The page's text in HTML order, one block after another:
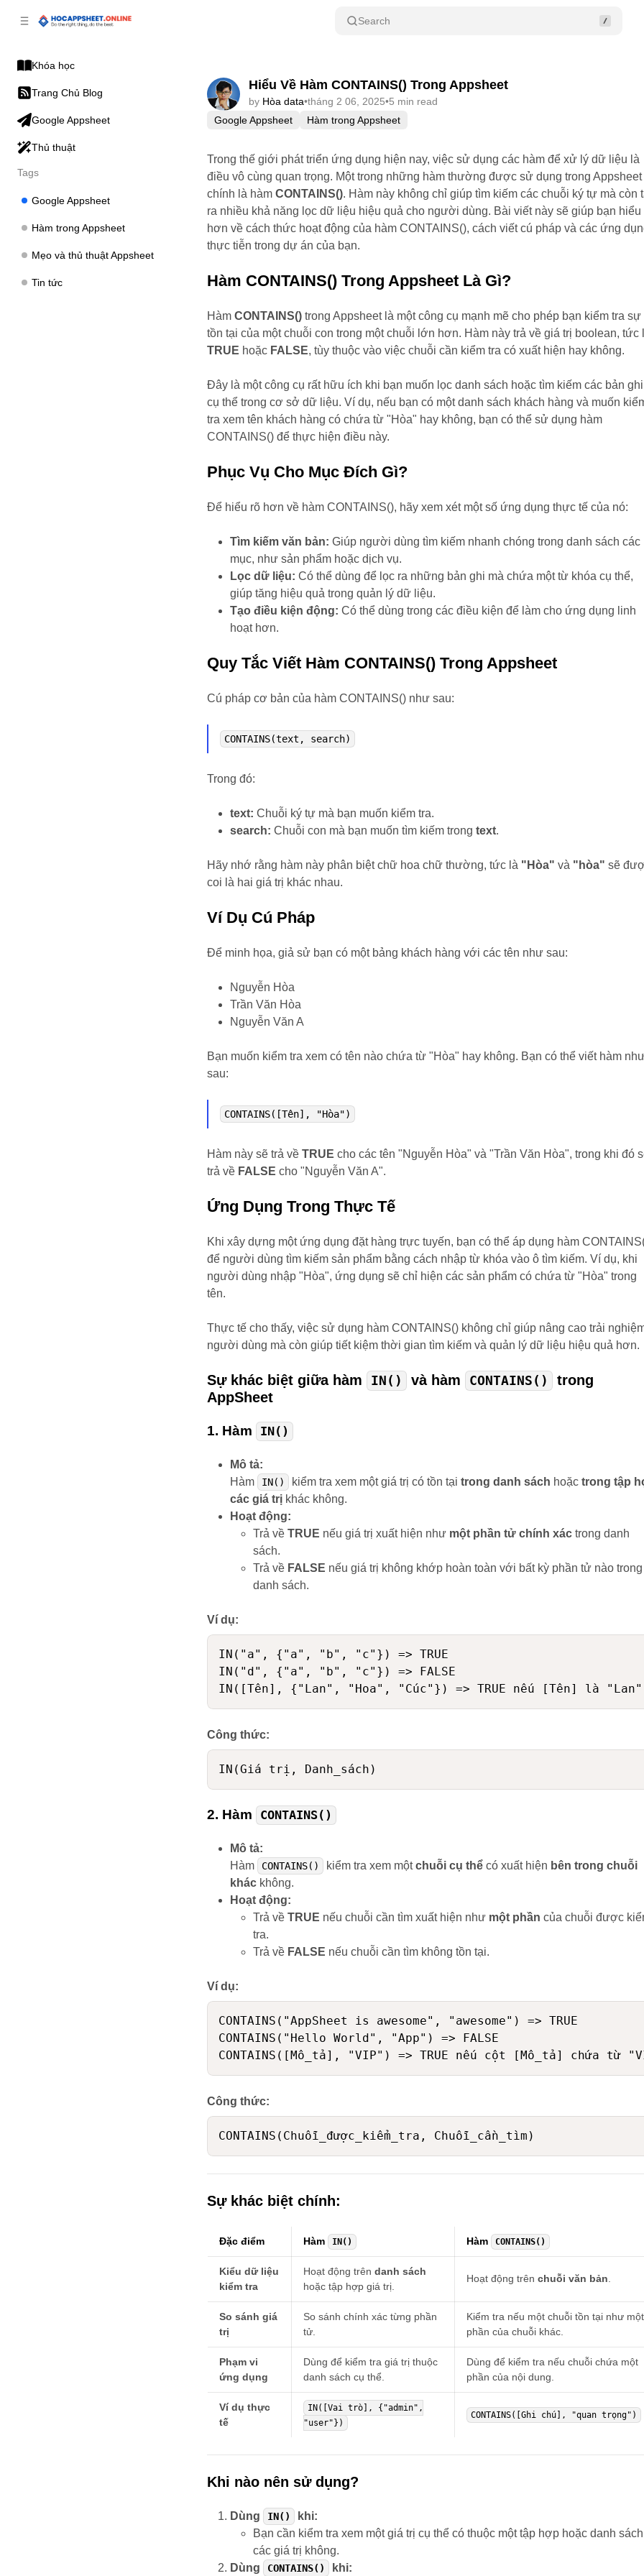
Search
Khóa học
Trang Chủ Blog
Google Appsheet
Thủ thuật
Tags
Google Appsheet
Hàm trong Appsheet
Mẹo và thủ thuật Appsheet
Tin tức
Hiểu Về Hàm CONTAINS() Trong Appsheet
by Hòa data•tháng 2 06, 2025•5 min read
Google Appsheet
Hàm trong Appsheet
Trong thế giới phát triển ứng dụng hiện nay, việc sử dụng các hàm để xử lý dữ liệu là
điều vô cùng quan trọng. Một trong những hàm thường được sử dụng trong Appsheet
chính là hàmCONTAINS(). Hàm này không chỉ giúp tìm kiếm các chuỗi ký tự mà còn
ra nhiều khả năng lọc dữ liệu hiệu quả cho người dùng. Bài viết này sẽ giúp bạn hiểu
hơn về cách thức hoạt động của hàm CONTAINS(), cách viết cú pháp và các ứng
thực tiễn trong dự án của bạn.
Hàm CONTAINS() Trong Appsheet Là Gì?
HàmCONTAINS() trong Appsheet là một công cụ mạnh mẽ cho phép bạn kiểm tra sự
tồn tại của một chuỗi con trong một chuỗi lớn hơn. Hàm này trả về giá trị boolean, tức
TRUE hoặc FALSE, tùy thuộc vào việc chuỗi cần kiểm tra có xuất hiện hay không.
Đây là một công cụ rất hữu ích khi bạn muốn lọc danh sách hoặc tìm kiếm các bản ghi
cụ thể trong cơ sở dữ liệu. Ví dụ, nếu bạn có một danh sách khách hàng và muốn
tra xem tên khách hàng có chứa từ "Hòa" hay không, bạn có thể sử dụng hàm
CONTAINS() để thực hiện điều này.
Phục Vụ Cho Mục Đích Gì?
Để hiểu rõ hơn về hàm CONTAINS(), hãy xem xét một số ứng dụng thực tế của nó:
Tìm kiếm văn bản: Giúp người dùng tìm kiếm nhanh chóng trong danh sách các
mục, như sản phẩm hoặc dịch vụ.
Lọc dữ liệu: Có thể dùng để lọc ra những bản ghi mà chứa một từ khóa cụ thể,
giúp tăng hiệu quả trong quản lý dữ liệu.
Tạo điều kiện động: Có thể dùng trong các điều kiện để làm cho ứng dụng linh
hoạt hơn.
Quy Tắc Viết Hàm CONTAINS() Trong Appsheet
Cú pháp cơ bản của hàm CONTAINS() như sau:
CONTAINS(text, search)
Trong đó:
text: Chuỗi ký tự mà bạn muốn kiểm tra.
search: Chuỗi con mà bạn muốn tìm kiếm trongtext.
Hãy nhớ rằng hàm này phân biệt chữ hoa chữ thường, tức là "Hòa" và "hòa" sẽ
coi là hai giá trị khác nhau.
Ví Dụ Cú Pháp
Để minh họa, giả sử bạn có một bảng khách hàng với các tên như sau:
Nguyễn Hòa
Trần Văn Hòa
Nguyễn Văn A
Bạn muốn kiểm tra xem có tên nào chứa từ "Hòa" hay không. Bạn có thể viết hàm
sau:
CONTAINS([Tên], "Hòa")
Hàm này sẽ trả vềTRUE cho các tên "Nguyễn Hòa" và "Trần Văn Hòa", trong khi đó
trả về FALSE cho "Nguyễn Văn A".
Ứng Dụng Trong Thực Tế
Khi xây dựng một ứng dụng đặt hàng trực tuyến, bạn có thể áp dụng hàm
để người dùng tìm kiếm sản phẩm bằng cách nhập từ khóa vào ô tìm kiếm. Ví dụ, khi
người dùng nhập "Hòa", ứng dụng sẽ chỉ hiện các sản phẩm có chứa từ "Hòa" trong
tên.
Thực tế cho thấy, việc sử dụng hàm CONTAINS() không chỉ giúp nâng cao trải
người dùng mà còn giúp tiết kiệm thời gian tìm kiếm và quản lý dữ liệu hiệu quả hơn.
Sự khác biệt giữa hàm IN() và hàm CONTAINS()
trong
AppSheet
1. Hàm IN()
Mô tả:
Hàm
IN() kiểm tra xem một giá trị có tồn tạitrong danh sách hoặctrong tập
các giá trị khác không.
Hoạt động:
Trả vềTRUE nếu giá trị xuất hiện như một phần tử chính xác trong danh
sách.
Trả về FALSE nếu giá trị không khớp hoàn toàn với bất kỳ phần tử nào trong
danh sách.
Ví dụ:
IN("a", {"a", "b", "c"}) => TRUE
IN("d", {"a", "b", "c"}) => FALSE
Công thức:
2. Hàm CONTAINS()
Mô tả:
Hàm
CONTAINS() kiểm tra xem mộtchuỗi cụ thể có xuất hiện bên trong chuỗi
khác không.
Hoạt động:
Trả vềTRUE nếu chuỗi cần tìm xuất hiện như một phần của chuỗi được
tra.
Trả về FALSE nếu chuỗi cần tìm không tồn tại.
Ví dụ:
CONTAINS("AppSheet is awesome", "awesome") => TRUE
CONTAINS("Hello World", "App") => FALSE
Công thức:
Sự khác biệt chính:
Đặc điểm Hàm IN() Hàm CONTAINS()
Kiểu dữ liệu
kiểm tra
Hoạt động trên danh sách
hoặc tập hợp giá trị.
Hoạt động trên chuỗi văn bản
So sánh giá
trị
So sánh chính xác từng phần
tử.
Kiểm tra nếu một chuỗi tồn tại như một
phần của chuỗi khác.
Phạm vi
ứng dụng
Dùng để kiểm tra giá trị thuộc
danh sách cụ thể.
Dùng để kiểm tra nếu chuỗi chứa một
phần của nội dung.
Ví dụ thực
tế
IN([Vai trò], {"admin",
"user"})
CONTAINS([Ghi chú], "quan trọng")
Khi nào nên sử dụng?
Dùng IN()
khi:
Bạn cần kiểm tra xem một giá trị cụ thể có thuộc một tập hợp hoặc danh sách
các giá trị không.
Dùng
CONTAINS() khi: